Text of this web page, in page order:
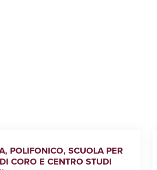
POLIFONICO, SCUOLA PER
CORO E CENTRO STUDI